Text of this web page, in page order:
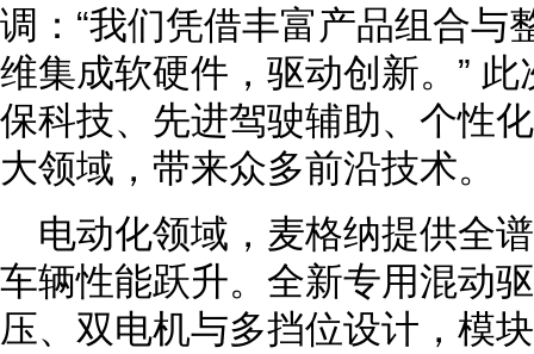
调：“我们凭借丰富产品组合与
维集成软硬件，驱动创新。”
保科技、先进驾驶辅助、个性
大领域，带来众多前沿技术。
电动化领域，麦格纳提供全
车辆性能跃升。全新专用混动
压、双电机与多挡位设计，模